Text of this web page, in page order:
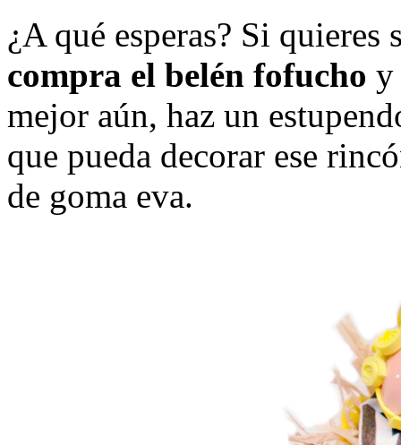
¿A qué esperas? Si
compra el belén fofucho y
mejor aún, haz un
que pueda decorar ese
de goma eva.